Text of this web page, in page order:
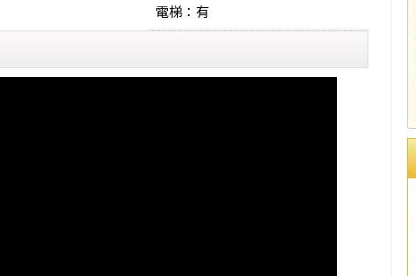
電梯：有